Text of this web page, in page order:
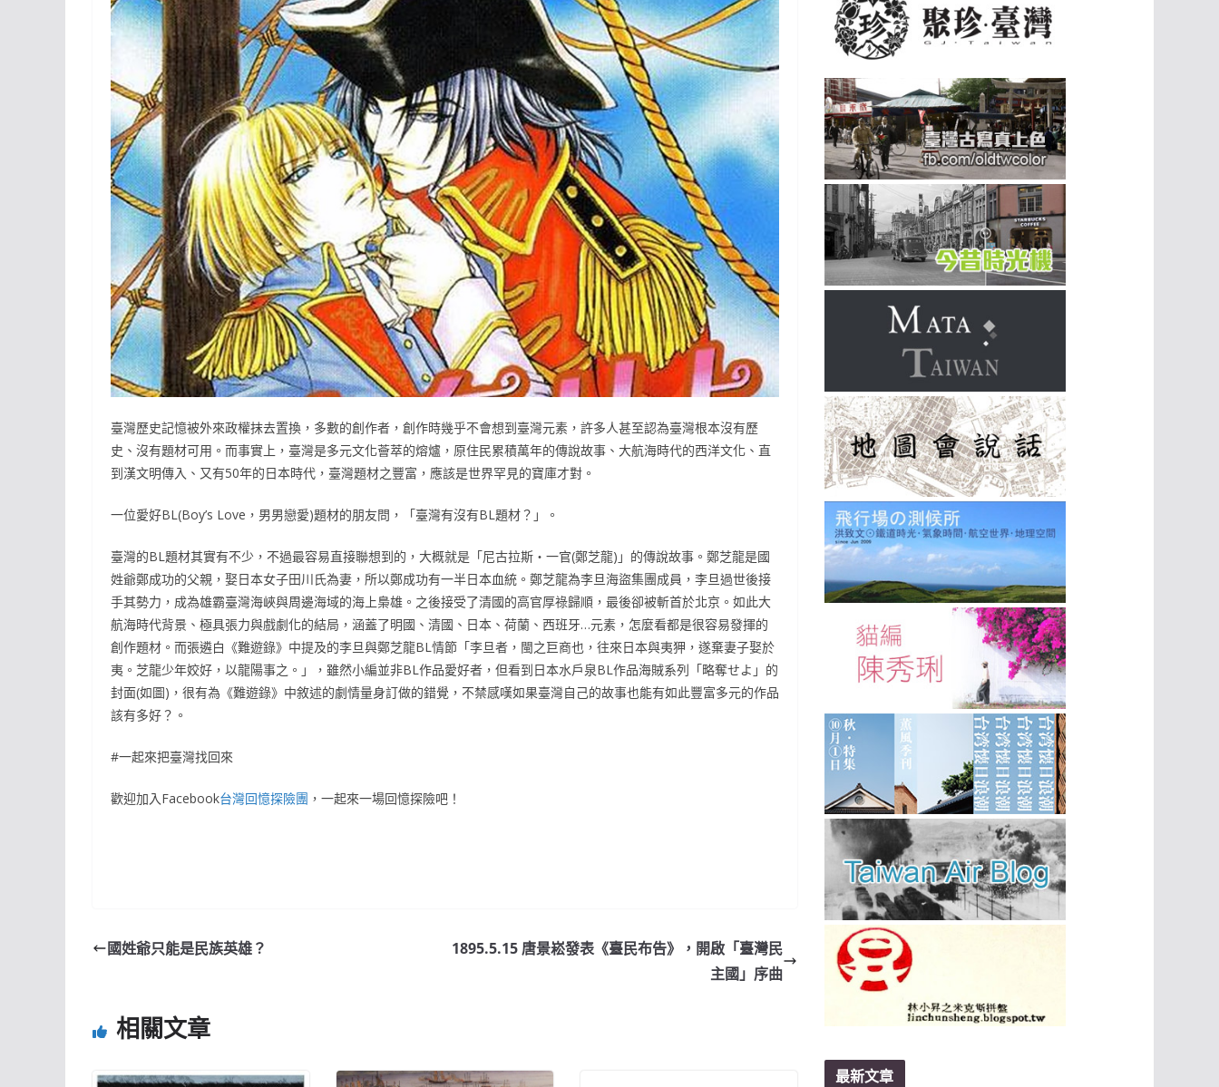
臺灣歷史記憶被外來政權抹去置換，多數的創作者，創作時幾乎不會想到臺灣元素，許多人甚至認為臺灣根本沒有歷
史、沒有題材可用。而事實上，臺灣是多元文化薈萃的熔爐，原住民累積萬年的傳說故事、大航海時代的西洋文化、直
到漢文明傳入、又有50年的日本時代，臺灣題材之豐富，應該是世界罕見的寶庫才對。
一位愛好BL(Boy’s Love，男男戀愛)題材的朋友問，「臺灣有沒有BL題材？」。
臺灣的BL題材其實有不少，不過最容易直接聯想到的，大概就是「尼古拉斯‧一官(鄭芝龍)」的傳說故事。鄭芝龍是國
姓爺鄭成功的父親，娶日本女子田川氏為妻，所以鄭成功有一半日本血統。鄭芝龍為李旦海盜集團成員，李旦過世後接
手其勢力，成為雄霸臺灣海峽與周邊海域的海上梟雄。之後接受了清國的高官厚祿歸順，最後卻被斬首於北京。如此大
航海時代背景、極具張力與戲劇化的結局，涵蓋了明國、清國、日本、荷蘭、西班牙…元素，怎麼看都是很容易發揮的
創作題材。而張遴白《難遊錄》中提及的李旦與鄭芝龍BL情節「李旦者，閩之巨商也，往來日本與夷狎，遂棄妻子娶於
夷。芝龍少年姣好，以龍陽事之。」，雖然小編並非BL作品愛好者，但看到日本水戶泉BL作品海賊系列「略奪せよ」的
封面(如圖)，很有為《難遊錄》中敘述的劇情量身訂做的錯覺，不禁感嘆如果臺灣自己的故事也能有如此豐富多元的作品
該有多好？。
#一起來把臺灣找回來
歡迎加入Facebook台灣回憶探險團 ，一起來一場回憶探險吧！
國姓爺只能是民族英雄？
1895.5.15 唐景崧發表《臺民布告》，開啟「臺灣民
主國」序曲
相關文章
最新文章